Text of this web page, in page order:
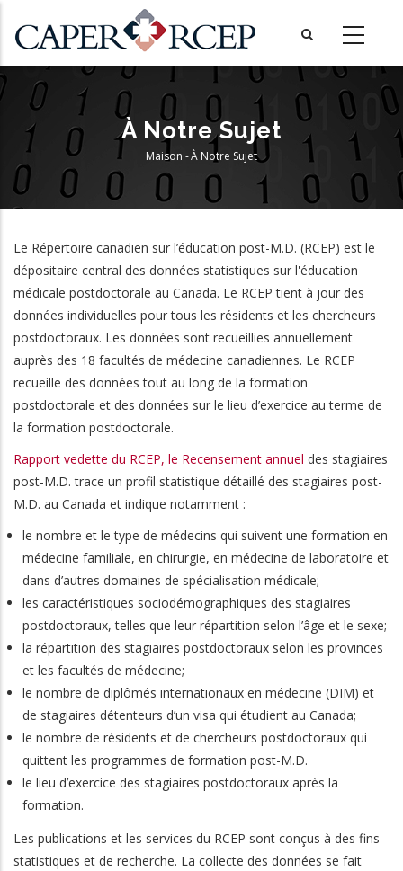
principal
À Notre Sujet
Fil
D'Ariane
Maison -À Notre Sujet
Le Répertoire canadien sur l’éducation post-M.D. (RCEP) est le
dépositaire central des données statistiques sur l'éducation
médicale postdoctorale au Canada. Le RCEP tient à jour des
données individuelles pour tous les résidents et les chercheurs
postdoctoraux. Les données sont recueillies annuellement
auprès des 18 facultés de médecine canadiennes. Le RCEP
recueille des données tout au long de la formation
postdoctorale et des données sur le lieu d’exercice au terme de
la formation postdoctorale.
Rapport vedette du RCEP, le Recensement annuel des stagiaires
post-M.D. trace un profil statistique détaillé des stagiaires post-
M.D. au Canada et indique notamment :
le nombre et le type de médecins qui suivent une formation en
médecine familiale, en chirurgie, en médecine de laboratoire et
dans d’autres domaines de spécialisation médicale;
les caractéristiques sociodémographiques des stagiaires
postdoctoraux, telles que leur répartition selon l’âge et le sexe;
la répartition des stagiaires postdoctoraux selon les provinces
et les facultés de médecine;
le nombre de diplômés internationaux en médecine (DIM) et
de stagiaires détenteurs d’un visa qui étudient au Canada;
le nombre de résidents et de chercheurs postdoctoraux qui
quittent les programmes de formation post-M.D.
le lieu d’exercice des stagiaires postdoctoraux après la
formation.
Les publications et les services du RCEP sont conçus à des fins
statistiques et de recherche. La collecte des données se fait